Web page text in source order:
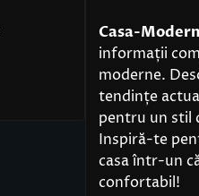
Casa-
informații
moderne.
tendințe
pentru un stil
Inspiră-te
casa într-un
confortabil!